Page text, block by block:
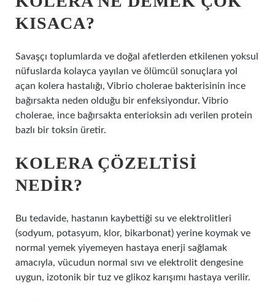
KISACA?
Savaşçı toplumlarda ve doğal afetlerden etkilenen yoksul
nüfuslarda kolayca yayılan ve ölümcül sonuçlara yol
açan kolera hastalığı, Vibrio cholerae bakterisinin ince
bağırsakta neden olduğu bir enfeksiyondur. Vibrio
cholerae, ince bağırsakta enterioksin adı verilen protein
bazlı bir toksin üretir.
KOLERA ÇÖZELTISI
NEDIR?
Bu tedavide, hastanın kaybettiği su ve elektrolitleri
(sodyum, potasyum, klor, bikarbonat) yerine koymak ve
normal yemek yiyemeyen hastaya enerji sağlamak
amacıyla, vücudun normal sıvı ve elektrolit dengesine
uygun, izotonik bir tuz ve glikoz karışımı hastaya verilir.